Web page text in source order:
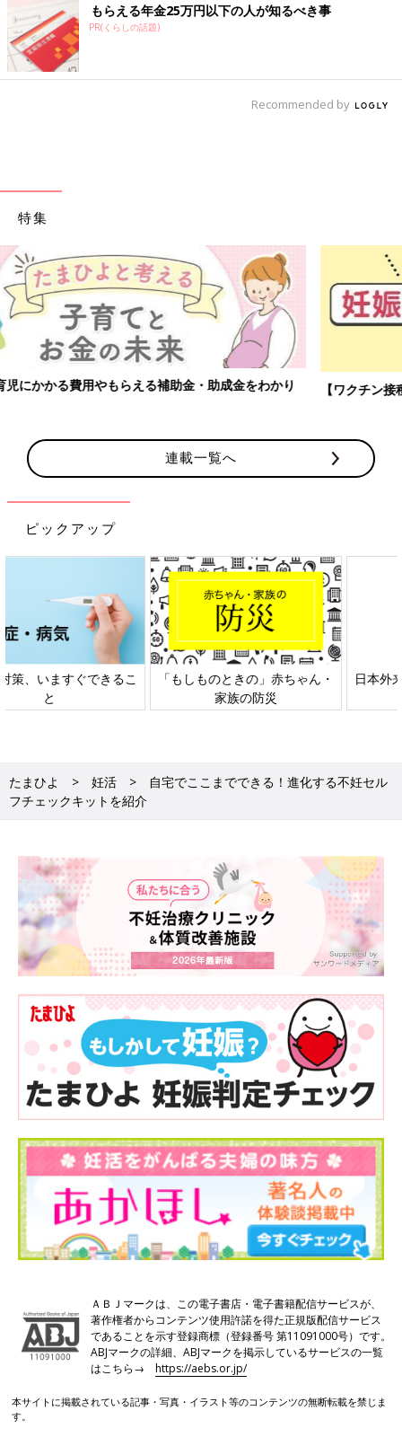
もらえる年金25万円以下の人が知るべき事
PR(くらしの話題)
Recommended by
特集
【ワクチン接種できるものも】妊婦の感染症対策、知っておいて！
連載一覧へ
ピックアップ
日本外来小児科学会リーフレッ
六星占術 細木かおりさんの人生
たまひよ 妊活
自宅でここまでできる！進化する不妊セル
フチェックキットを紹介
ＡＢＪマークは、この電子書店・電子書籍配信サービスが、
著作権者からコンテンツ使用許諾を得た正規版配信サービス
であることを示す登録商標（登録番号 第11091000号）です。
ABJマークの詳細、ABJマークを掲示しているサービスの一覧
はこちら→https://aebs.or.jp/
本サイトに掲載されている記事・写真・イラスト等のコンテンツの無断転載を禁じま
す。